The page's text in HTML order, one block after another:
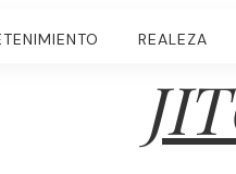
REALEZA